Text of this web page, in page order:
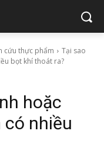
cứu thực phẩm
Tại sao
bọt khí thoát ra?
hoặc
nhiều